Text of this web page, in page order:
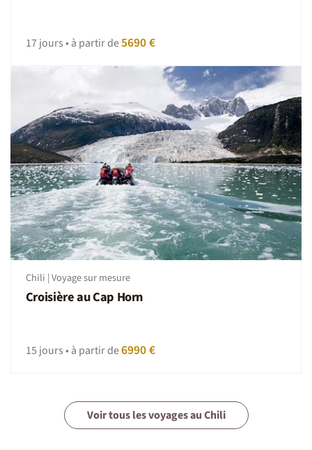
17 jours • à partir de5690 €
Chili | Voyage sur mesure
Croisière au Cap Horn
15 jours • à partir de6990 €
Voir tous les voyages au Chili